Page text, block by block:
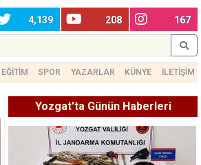
4,139 208 167
EĞİTİM SPOR YAZARLAR KÜNYE İLETİŞİM
Yozgat'ta Günün Haberleri